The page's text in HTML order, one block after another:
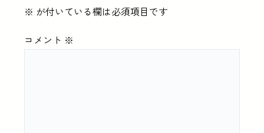
※ が付いている欄は必須項目です
コメント ※